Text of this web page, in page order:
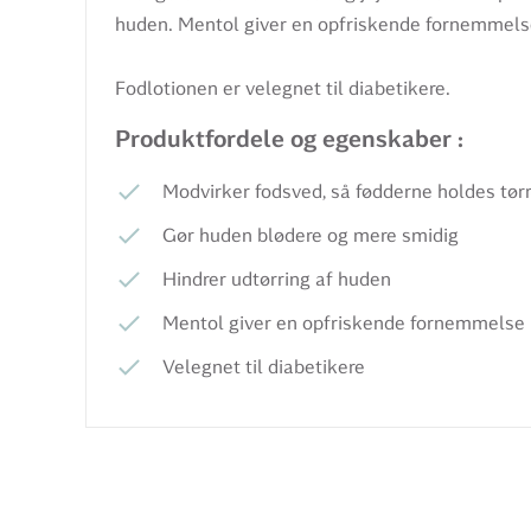
huden. Mentol giver en opfriskende
Fodlotionen er velegnet til diabetikere.
Produktfordele og egenskaber :
Modvirker fodsved, så fødderne holdes
Gør huden blødere og mere smidig
Hindrer udtørring af huden
Mentol giver en opfriskende fornemmelse
Velegnet til diabetikere